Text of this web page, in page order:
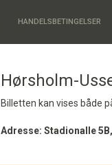
HANDELSBETINGELSER
Hørsholm-
Billetten kan vises både
Adresse: Stadionalle